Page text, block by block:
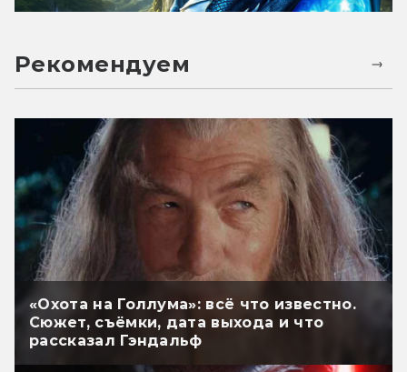
Рекомендуем
«Охота на Голлума»: всё что известно.
Сюжет, съёмки, дата выхода и что
рассказал Гэндальф